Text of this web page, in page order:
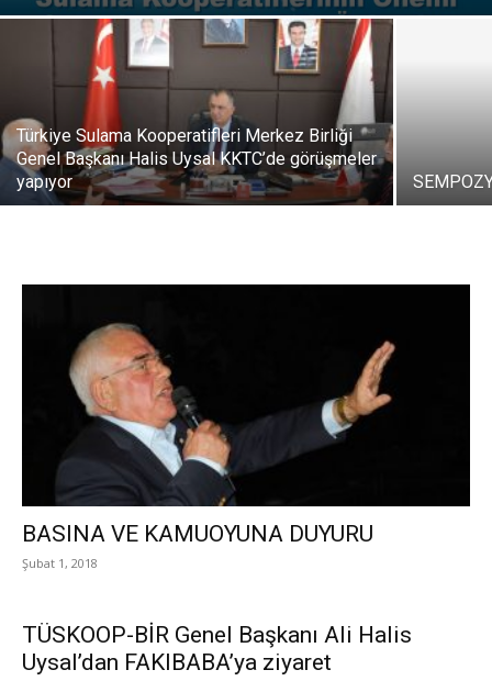
Türkiye Sulama Kooperatifleri Merkez Birliği
Genel Başkanı Halis Uysal KKTC’de görüşmeler
yapıyor
BASINA VE KAMUOYUNA DUYURU
Şubat 1, 2018
TÜSKOOP-BİR Genel Başkanı Ali Halis
Uysal’dan FAKIBABA’ya ziyaret